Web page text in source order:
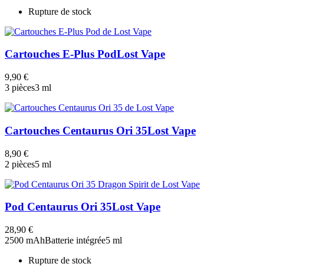
Rupture de stock
Cartouches E-Plus PodLost Vape
9,90 €
3 pièces3 ml
Cartouches Centaurus Ori 35Lost Vape
8,90 €
2 pièces5 ml
Pod Centaurus Ori 35Lost Vape
28,90 €
2500 mAhBatterie intégrée5 ml
Rupture de stock